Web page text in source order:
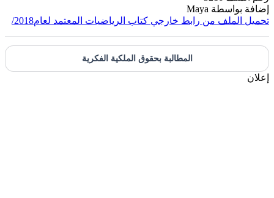
Maya
من رابط خارجي كتاب الرياضيات المعتمد لعام2018/
المطالبة بحقوق الملكية الفكرية